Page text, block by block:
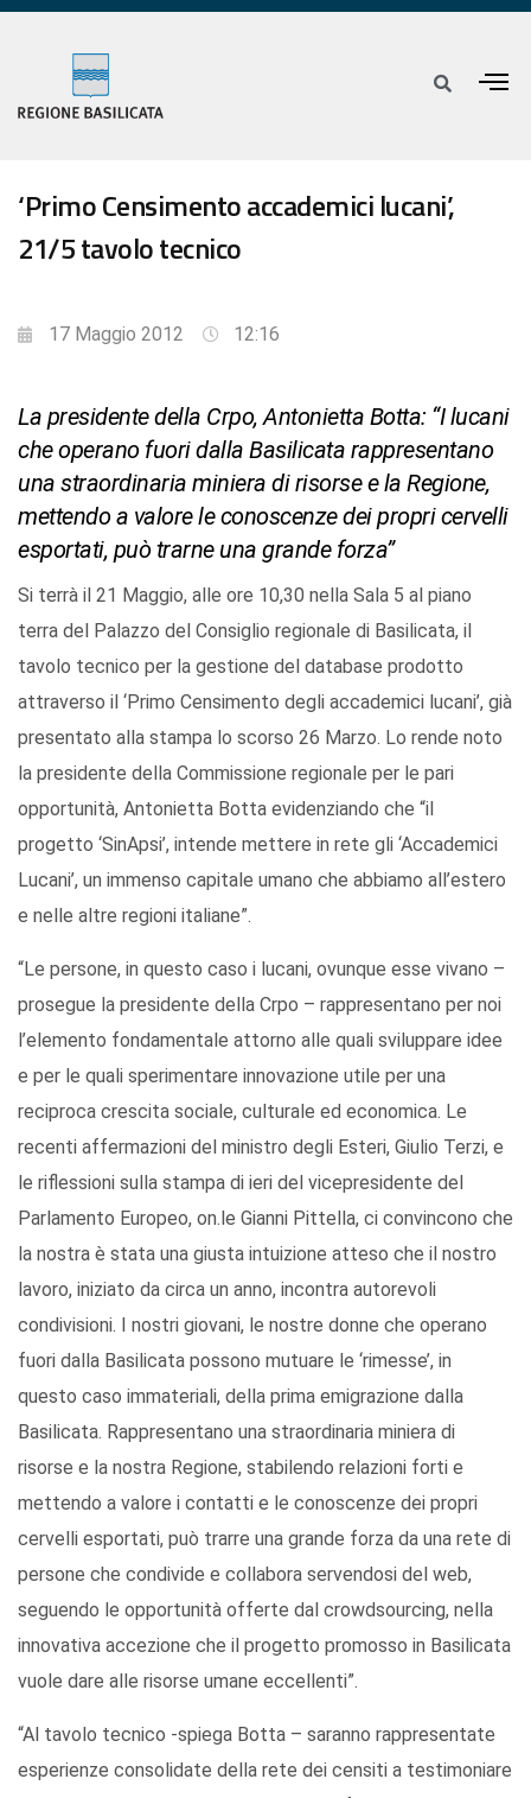
‘Primo Censimento accademici lucani’,
21/5 tavolo tecnico
17 Maggio 2012 12:16
La presidente della Crpo, Antonietta Botta: “I lucani
che operano fuori dalla Basilicata rappresentano
una straordinaria miniera di risorse e la Regione,
mettendo a valore le conoscenze dei propri cervelli
esportati, può trarne una grande forza”
Si terrà il 21 Maggio, alle ore 10,30 nella Sala 5 al piano
terra del Palazzo del Consiglio regionale di Basilicata, il
tavolo tecnico per la gestione del database prodotto
attraverso il ‘Primo Censimento degli accademici lucani’, già
presentato alla stampa lo scorso 26 Marzo. Lo rende noto
la presidente della Commissione regionale per le pari
opportunità, Antonietta Botta evidenziando che “il
progetto ‘SinApsi’, intende mettere in rete gli ‘Accademici
Lucani’, un immenso capitale umano che abbiamo all’estero
e nelle altre regioni italiane”.
“Le persone, in questo caso i lucani, ovunque esse vivano –
prosegue la presidente della Crpo – rappresentano per noi
l’elemento fondamentale attorno alle quali sviluppare idee
e per le quali sperimentare innovazione utile per una
reciproca crescita sociale, culturale ed economica. Le
recenti affermazioni del ministro degli Esteri, Giulio Terzi, e
le riflessioni sulla stampa di ieri del vicepresidente del
Parlamento Europeo, on.le Gianni Pittella, ci convincono che
la nostra è stata una giusta intuizione atteso che il nostro
lavoro, iniziato da circa un anno, incontra autorevoli
condivisioni. I nostri giovani, le nostre donne che operano
fuori dalla Basilicata possono mutuare le ‘rimesse’, in
questo caso immateriali, della prima emigrazione dalla
Basilicata. Rappresentano una straordinaria miniera di
risorse e la nostra Regione, stabilendo relazioni forti e
mettendo a valore i contatti e le conoscenze dei propri
cervelli esportati, può trarre una grande forza da una rete di
persone che condivide e collabora servendosi del web,
seguendo le opportunità offerte dal crowdsourcing, nella
innovativa accezione che il progetto promosso in Basilicata
vuole dare alle risorse umane eccellenti”.
“Al tavolo tecnico -spiega Botta – saranno rappresentate
esperienze consolidate della rete dei censiti a testimoniare